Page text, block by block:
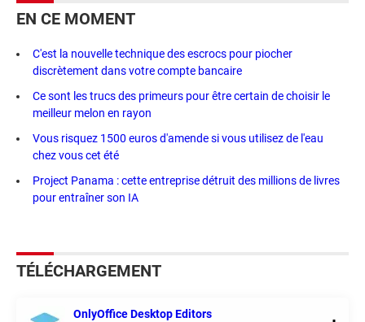
EN CE MOMENT
C'est la nouvelle technique des escrocs pour piocher
discrètement dans votre compte bancaire
Ce sont les trucs des primeurs pour être certain de choisir le
meilleur melon en rayon
Vous risquez 1500 euros d'amende si vous utilisez de l'eau
chez vous cet été
Project Panama : cette entreprise détruit des millions de livres
pour entraîner son IA
TÉLÉCHARGEMENT
OnlyOffice Desktop Editors